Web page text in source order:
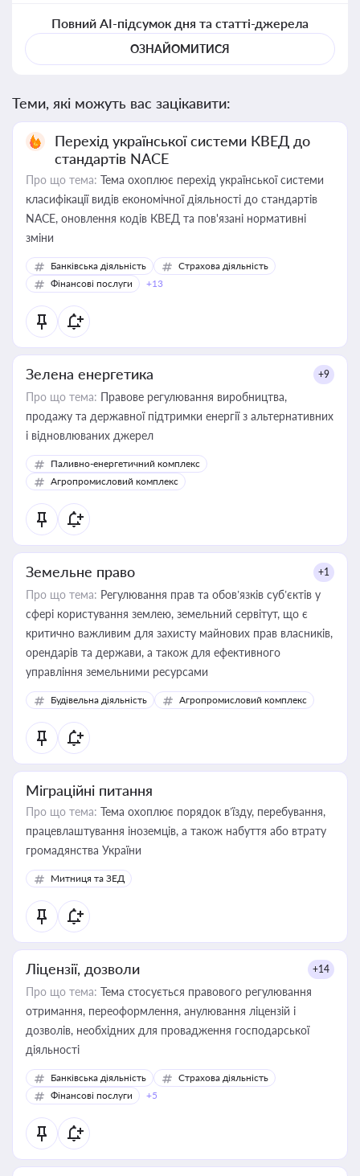
Повний AI-підсумок дня та статті-джерела
ОЗНАЙОМИТИСЯ
Теми, які можуть вас зацікавити:
Перехід української системи КВЕД до
стандартів NACE
Про що тема: Тема охоплює перехід української системи
класифікації видів економічної діяльності до стандартів
NACE, оновлення кодів КВЕД та пов'язані нормативні
зміни
Банківська діяльність
Страхова діяльність
Фінансові послуги
+13
Зелена енергетика +9
Про що тема: Правове регулювання виробництва,
продажу та державної підтримки енергії з альтернативних
і відновлюваних джерел
Паливно-енергетичний комплекс
Агропромисловий комплекс
Земельне право +1
Про що тема: Регулювання прав та обов’язків суб’єктів у
сфері користування землею, земельний сервітут, що є
критично важливим для захисту майнових прав власників,
орендарів та держави, а також для ефективного
управління земельними ресурсами
Будівельна діяльність Агропромисловий комплекс
Міграційні питання
Про що тема: Тема охоплює порядок в’їзду, перебування,
працевлаштування іноземців, а також набуття або втрату
громадянства України
Митниця та ЗЕД
Ліцензії, дозволи +14
Про що тема: Тема стосується правового регулювання
отримання, переоформлення, анулювання ліцензій і
дозволів, необхідних для провадження господарської
діяльності
Банківська діяльність
Страхова діяльність
Фінансові послуги
+5